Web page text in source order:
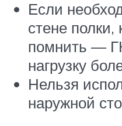
Если
стене
помнить —
нагрузку
Нельзя
наружной